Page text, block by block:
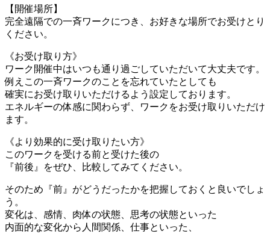
【開催場所】
完全遠隔での一斉ワークにつき、お好きな場所でお受けとり
ください。
《お受け取り方》
ワーク開催中はいつも通り過ごしていただいて大丈夫です。
例えこの一斉ワークのことを忘れていたとしても
確実にお受け取りいただけるよう設定しております。
エネルギーの体感に関わらず、ワークをお受け取りいただけ
ます。
《より効果的に受け取りたい方》
このワークを受ける前と受けた後の
『前後』をぜひ、比較してみてください。
そのため『前』がどうだったかを把握しておくと良いでしょ
う。
変化は、感情、肉体の状態、思考の状態といった
内面的な変化から人間関係、仕事といった、